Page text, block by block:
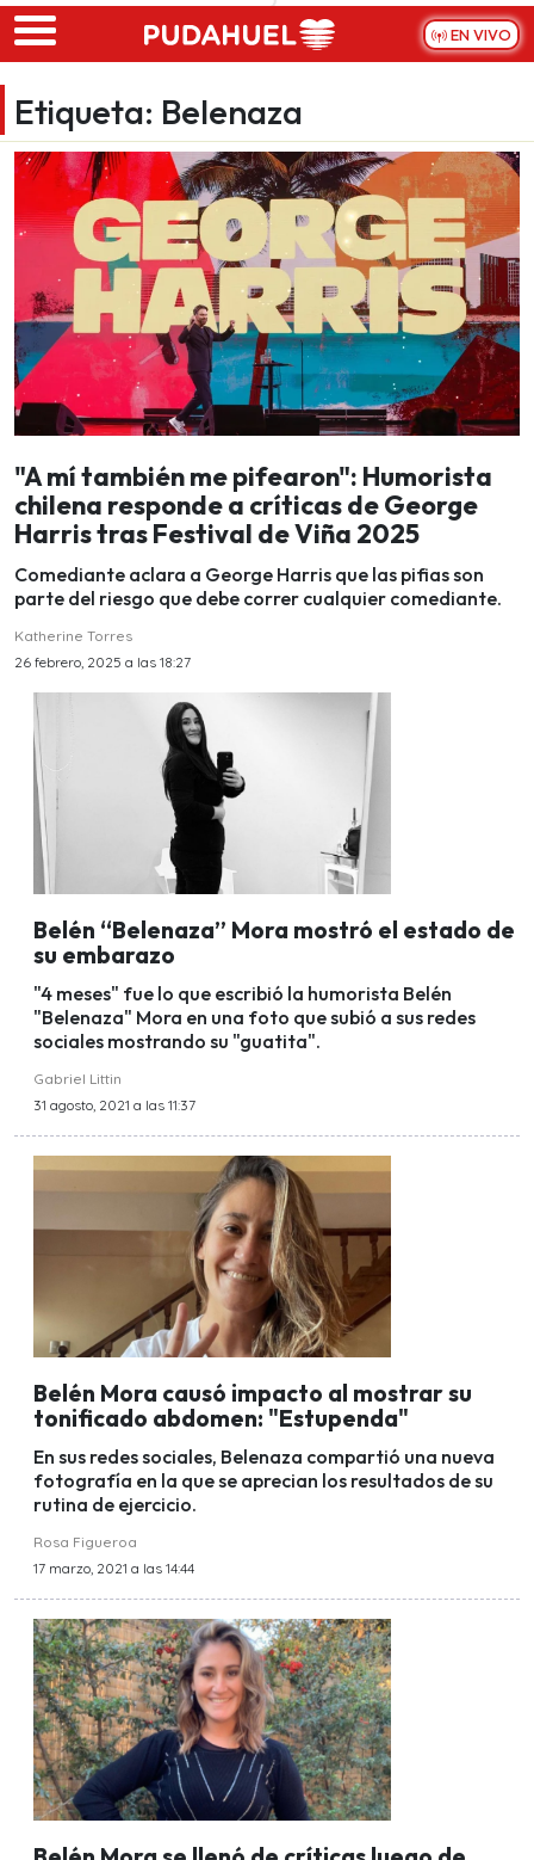
Skip to main content
EN VIVO
Etiqueta: Belenaza
"A mí también me pifearon": Humorista
chilena responde a críticas de George
Harris tras Festival de Viña 2025
Comediante aclara a George Harris que las pifias son
parte del riesgo que debe correr cualquier comediante.
Katherine Torres
26 febrero, 2025 a las 18:27
Belén “Belenaza” Mora mostró el estado de
su embarazo
"4 meses" fue lo que escribió la humorista Belén
"Belenaza" Mora en una foto que subió a sus redes
sociales mostrando su "guatita".
Gabriel Littin
31 agosto, 2021 a las 11:37
Belén Mora causó impacto al mostrar su
tonificado abdomen: "Estupenda"
En sus redes sociales, Belenaza compartió una nueva
fotografía en la que se aprecian los resultados de su
rutina de ejercicio.
Rosa Figueroa
17 marzo, 2021 a las 14:44